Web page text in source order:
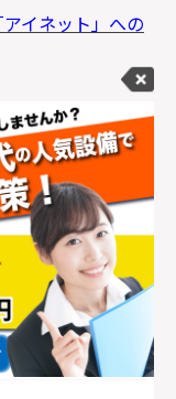
イネット」への
の「インタ
！
ているのが、賃
す。ほとんどの
索の条件として
ようになってお
ページも存在し